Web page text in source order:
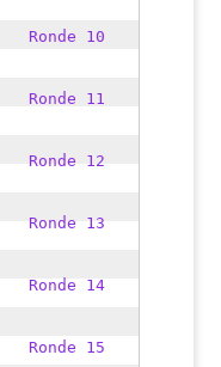
Ronde 10
Ronde 11
Ronde 12
Ronde 13
Ronde 14
Ronde 15